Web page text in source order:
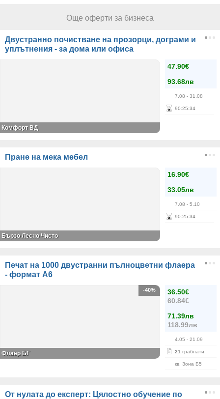
Още оферти за бизнеса
Двустранно почистване на прозорци, дограми и
уплътнения - за дома или офиса
47.90€
93.68лв
7.08 - 31.08
90:25:34
Комфорт ВД
Пране на мека мебел
16.90€
33.05лв
7.08 - 5.10
90:25:34
Бързо Лесно Чисто
Печат на 1000 двустранни пълноцветни флаера
- формат А6
36.50€
60.84€
71.39лв
118.99лв
4.05 - 21.09
21 грабнати
кв. Зона Б5
-40%
Флаер БГ
От нулата до експерт: Цялостно обучение по